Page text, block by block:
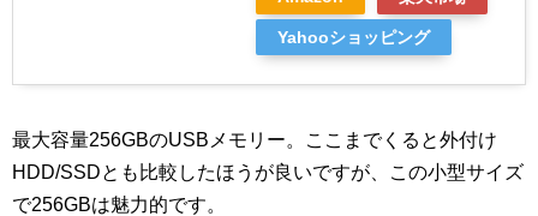
Yahooショッピング
最大容量256GBのUSBメモリー。ここまでくると外付け
HDD/SSDとも比較したほうが良いですが、この小型サイズ
で256GBは魅力的です。